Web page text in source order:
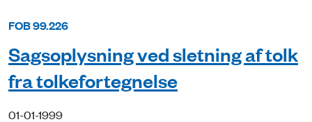
FOB 99.226
Sagsoplysning ved sletning af tolk
fra tolkefortegnelse
01-01-1999